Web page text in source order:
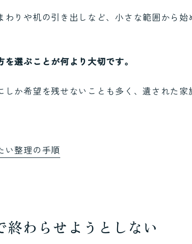
りや机の引き出しなど、小さな範囲から始
選ぶことが何より大切です。
か希望を残せないことも多く、遺された家
い整理の手順
わらせようとしない